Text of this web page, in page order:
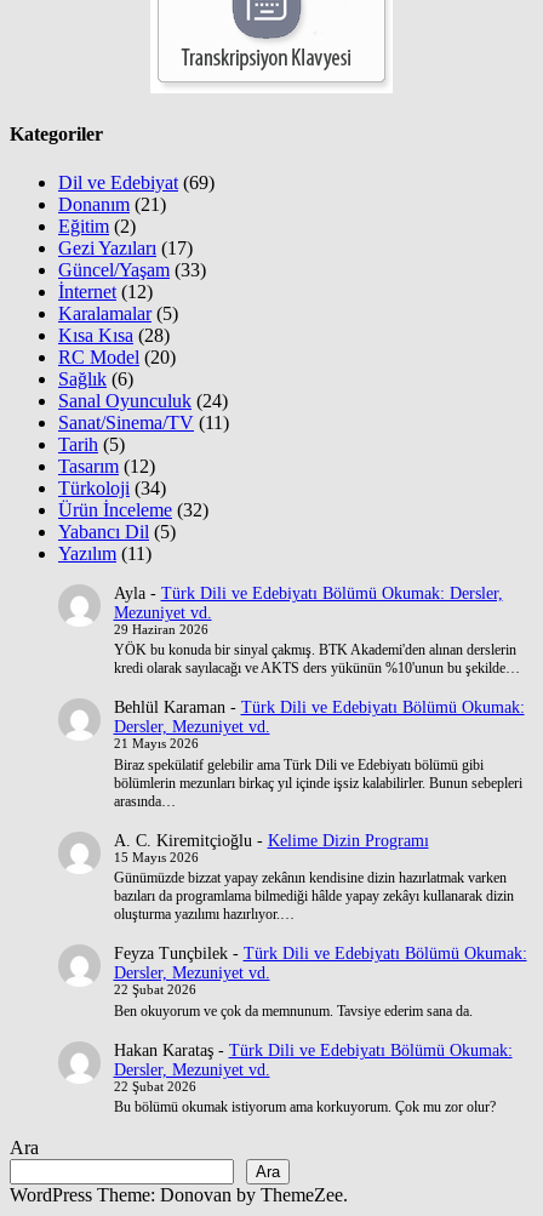
Kategoriler
Dil ve Edebiyat (69)
Donanım (21)
Eğitim (2)
Gezi Yazıları (17)
Güncel/Yaşam (33)
İnternet (12)
Karalamalar(5)
Kısa Kısa (28)
RC Model (20)
Sağlık (6)
Sanal Oyunculuk (24)
Sanat/Sinema/TV (11)
Tarih (5)
Tasarım (12)
Türkoloji (34)
Ürün İnceleme (32)
Yabancı Dil (5)
Yazılım (11)
Ayla- Türk Dili ve Edebiyatı Bölümü Okumak: Dersler,
Mezuniyet vd.
29 Haziran 2026
YÖK bu konuda bir sinyal çakmış. BTK Akademi'den alınan derslerin
kredi olarak sayılacağı ve AKTS ders yükünün %10'unun bu şekilde…
Behlül Karaman- Türk Dili ve Edebiyatı Bölümü Okumak:
Dersler, Mezuniyet vd.
21 Mayıs 2026
Biraz spekülatif gelebilir ama Türk Dili ve Edebiyatı bölümü gibi
bölümlerin mezunları birkaç yıl içinde işsiz kalabilirler. Bunun sebepleri
arasında…
A. C. Kiremitçioğlu - Kelime Dizin Programı
15 Mayıs 2026
Günümüzde bizzat yapay zekânın kendisine dizin hazırlatmak varken
bazıları da programlama bilmediği hâlde yapay zekâyı kullanarak dizin
oluşturma yazılımı hazırlıyor.…
Feyza Tunçbilek- Türk Dili ve Edebiyatı Bölümü Okumak:
Dersler, Mezuniyet vd.
22 Şubat 2026
Ben okuyorum ve çok da memnunum. Tavsiye ederim sana da.
Hakan Karataş- Türk Dili ve Edebiyatı Bölümü Okumak:
Dersler, Mezuniyet vd.
22 Şubat 2026
Bu bölümü okumak istiyorum ama korkuyorum. Çok mu zor olur?
Ara
Ara
WordPress Theme: Donovan by ThemeZee.